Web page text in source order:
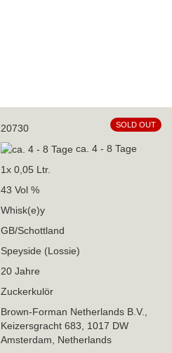
SOLD OUT
20730
ca. 4 - 8 Tage
1x 0,05 Ltr.
43 Vol %
Whisk(e)y
GB/Schottland
Speyside (Lossie)
20 Jahre
Zuckerkulör
Brown-Forman Netherlands B.V.,
Keizersgracht 683, 1017 DW
Amsterdam, Netherlands